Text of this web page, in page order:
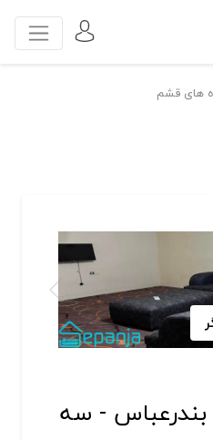
های قشم
بندرعباس - سه